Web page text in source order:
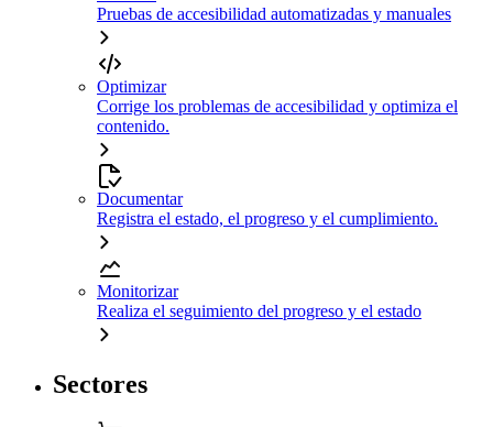
Pruebas de accesibilidad automatizadas y manuales
Optimizar
Corrige los problemas de accesibilidad y optimiza el
contenido.
Documentar
Registra el estado, el progreso y el cumplimiento.
Monitorizar
Realiza el seguimiento del progreso y el estado
Sectores